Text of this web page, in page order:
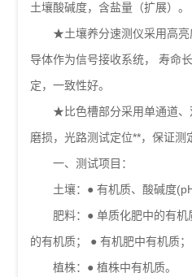
土壤酸碱度，含盐量（扩展）。
★土壤养分速测仪采用高亮
导体作为信号接收系统， 寿命
定，一致性好。
★比色槽部分采用单通道、
磨损，光路测试定位**，保证测
一、测试项目：
土壤：● 有机质、酸碱度(pH
肥料：● 单质化肥中的有机
的有机质； ● 有机肥中有机质；
植株：● 植株中有机质。